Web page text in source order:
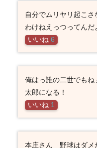
自分でムリヤリ起こ
わけねえっつってんだ
いいね 6
俺はっ誰の二世でも
太郎になる！
いいね 1
本庄さん 野球はダメ